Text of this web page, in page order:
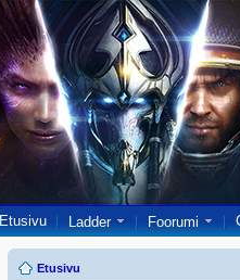
Etusivu Ladder Foorumi
Etusivu